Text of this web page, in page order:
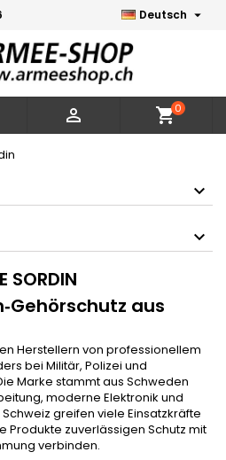
Deutsch 
 shopping_cart0
SORDIN
aus
Herstellern von professionellem
bei Militär, Polizei und
Marke stammt aus Schweden
moderne Elektronik und
greifen viele Einsatzkräfte
Produkte zuverlässigen Schutz mit
verbinden.
×
×
((modalDeleteText))
×
×
sein, um Artikel Ihrer
zu können.
Abbrechen